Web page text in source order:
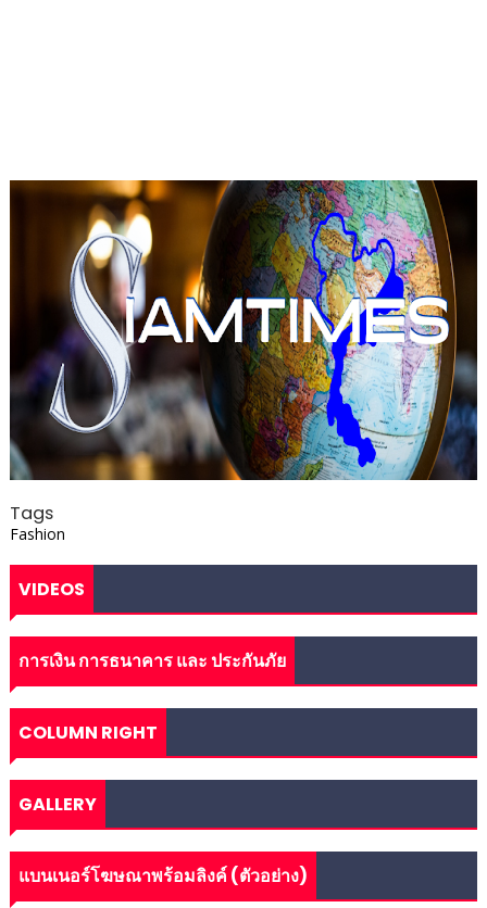
Tags
Fashion
VIDEOS
การเงิน การธนาคาร และ ประกันภัย
COLUMN RIGHT
GALLERY
แบนเนอร์โฆษณาพร้อมลิงค์ (ตัวอย่าง)